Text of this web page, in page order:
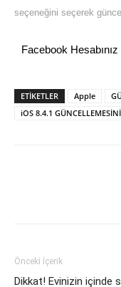
seçeneğini seçerek
Facebook
ETİKETLER Apple
iOS 8.4.1
Önceki İçerik
Dikkat! Evinizin içinde